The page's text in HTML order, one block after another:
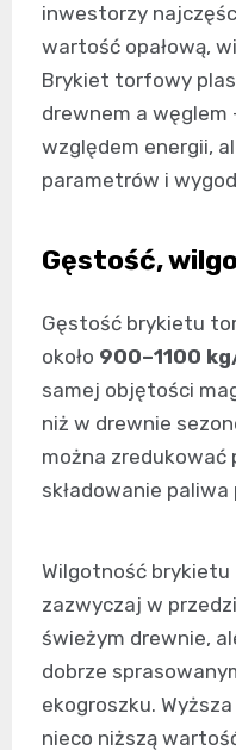
inwestorzy
wartość opałową,
Brykiet torfowy
drewnem a węglem
względem energii,
parametrów i
Gęstość,
Gęstość brykietu
około 900–1100
samej objętości
niż w drewnie
można zredukować
składowanie paliwa
Wilgotność
zazwyczaj w
świeżym drewnie,
dobrze
ekogroszku.
nieco niższą